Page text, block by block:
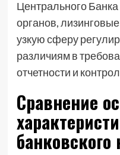
Центрального
органов,
узкую сферу
различиям в
отчетности и
Сравнение
банковского